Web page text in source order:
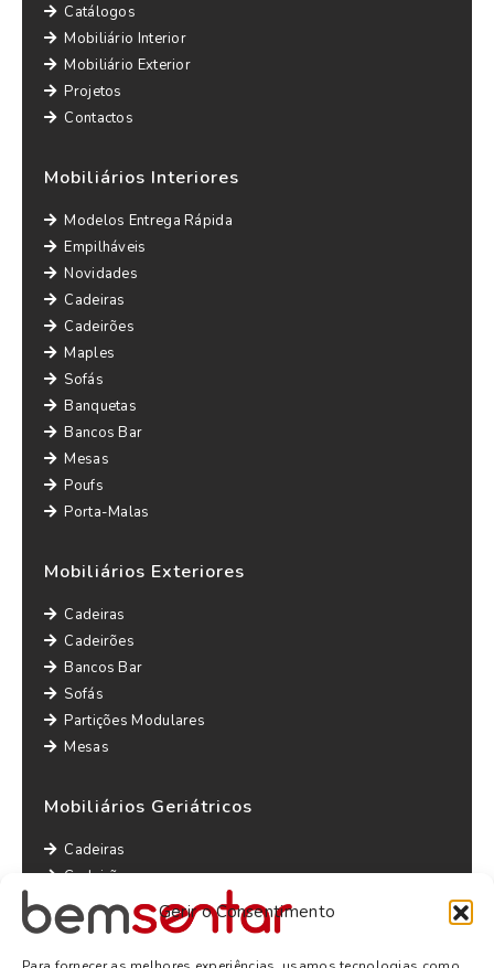
Gerir o Consentimento
Catálogos
Mobiliário Interior
Mobiliário Exterior
Projetos
Contactos
Mobiliários Interiores
Modelos Entrega Rápida
Empilháveis
Novidades
Cadeiras
Cadeirões
Maples
Sofás
Banquetas
Bancos Bar
Mesas
Poufs
Porta-Malas
Mobiliários Exteriores
Cadeiras
Cadeirões
Bancos Bar
Sofás
Partições Modulares
Mesas
Mobiliários Geriátricos
Cadeiras
Cadeirões
Maples
Sofás